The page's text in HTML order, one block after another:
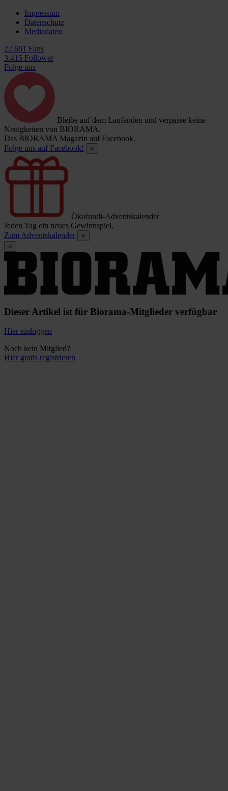
Impressum
Datenschutz
Mediadaten
22.601 Fans
3.415 Follower
Folge uns
Bleibe auf dem Laufenden und verpasse keine
Neuigkeiten von BIORAMA.
Das BIORAMA Magazin auf Facebook.
Folge uns auf Facebook!
×
Ökofundi-Adventskalender
Jeden Tag ein neues Gewinnspiel.
Zum Adventskalender
×
×
Dieser Artikel ist für Biorama-Mitglieder verfügbar
Hier einloggen
Noch kein Mitglied?
Hier gratis registrieren